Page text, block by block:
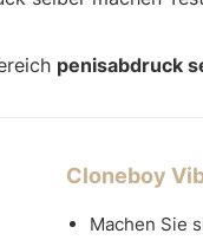
penisabdruck
Cloneboy
Machen Sie